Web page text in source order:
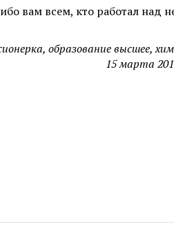
вам всем, кто работал над
образование высшее,
15 марта